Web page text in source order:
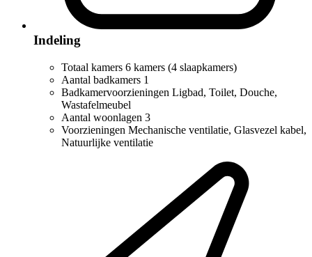
Indeling
Totaal kamers 6 kamers (4 slaapkamers)
Aantal badkamers 1
Badkamervoorzieningen Ligbad, Toilet, Douche,
Wastafelmeubel
Aantal woonlagen 3
Voorzieningen Mechanische ventilatie, Glasvezel kabel,
Natuurlijke ventilatie